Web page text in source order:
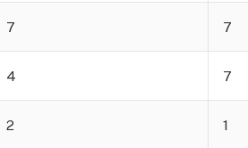
7 7
4 7
2 1